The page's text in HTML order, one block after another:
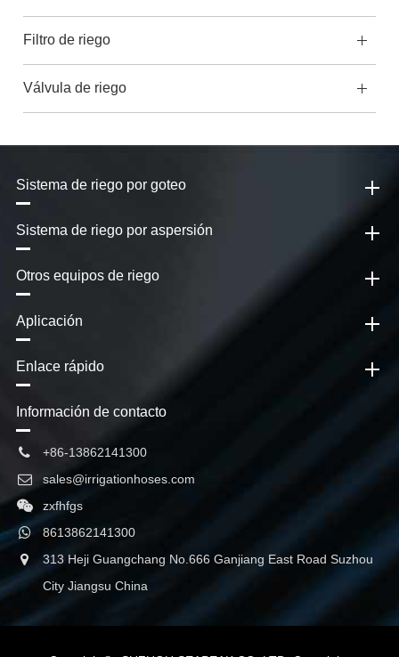
Filtro de riego
Válvula de riego
Sistema de riego por goteo
Sistema de riego por aspersión
Otros equipos de riego
Aplicación
Enlace rápido
Información de contacto
+86-13862141300
sales@irrigationhoses.com
zxfhfgs
8613862141300
313 Heji Guangchang No.666 Ganjiang East Road Suzhou
City Jiangsu China